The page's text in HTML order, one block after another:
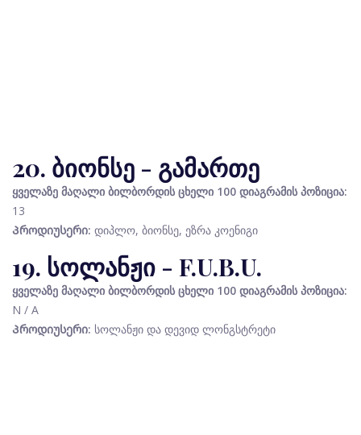
20. ბიონსე - გამართე
ყველაზე მაღალი ბილბორდის ცხელი 100 დიაგრამის პოზიცია:
13
Პროდიუსერი: დიპლო, ბიონსე, ეზრა კოენიგი
19. სოლანჟი - F.U.B.U.
ყველაზე მაღალი ბილბორდის ცხელი 100 დიაგრამის პოზიცია:
N / A
Პროდიუსერი: სოლანჟი და დევიდ ლონგსტრეტი